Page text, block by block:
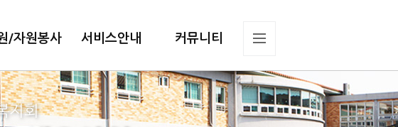
/자원봉사 서비스안내 커뮤니티
지회